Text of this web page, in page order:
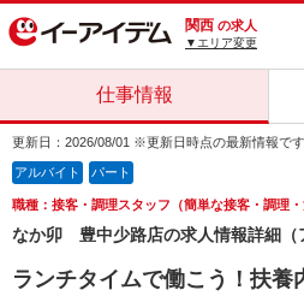
関西 の求人
▼エリア変更
仕事情報
更新日：2026/08/01 ※更新日時点の最新情報です
アルバイト パート
職種：接客・調理スタッフ（簡単な接客・調理・
なか卯 豊中少路店の求人情報詳細（
ランチタイムで働こう！扶